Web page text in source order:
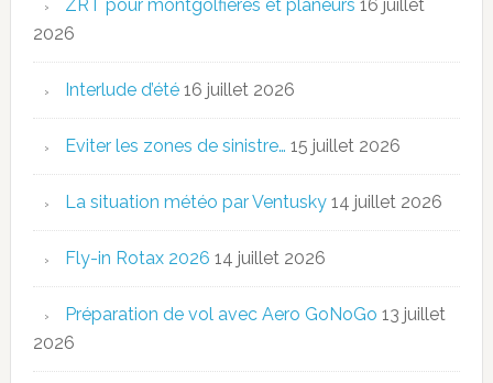
ZRT pour montgolfières et planeurs 16 juillet
2026
Interlude d’été 16 juillet 2026
Eviter les zones de sinistre… 15 juillet 2026
La situation météo par Ventusky 14 juillet 2026
Fly-in Rotax 2026 14 juillet 2026
Préparation de vol avec Aero GoNoGo 13 juillet
2026